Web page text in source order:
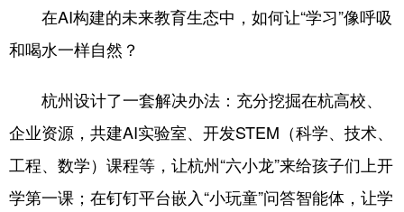
在AI构建的未来教育生态中，如何让“学习”像呼吸
和喝水一样自然？
杭州设计了一套解决办法：充分挖掘在杭高校、
企业资源，共建AI实验室、开发STEM（科学、技术、
工程、数学）课程等，让杭州“六小龙”来给孩子们上开
学第一课；在钉钉平台嵌入“小玩童”问答智能体，让学